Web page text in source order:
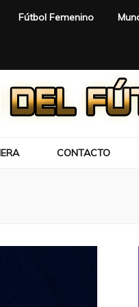
Fútbol Femenino
CONTACTO